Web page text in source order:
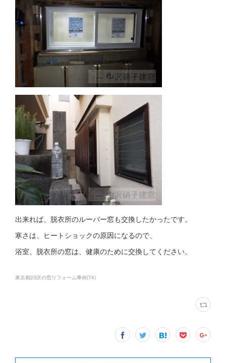
出来れば、脱衣所のルーバー窓も交換したかったです。
寒さは、ヒートショックの原因になるので、
浴室、脱衣所の窓は、健康のために交換してください。
東京都23区の窓リフォーム事例(74)